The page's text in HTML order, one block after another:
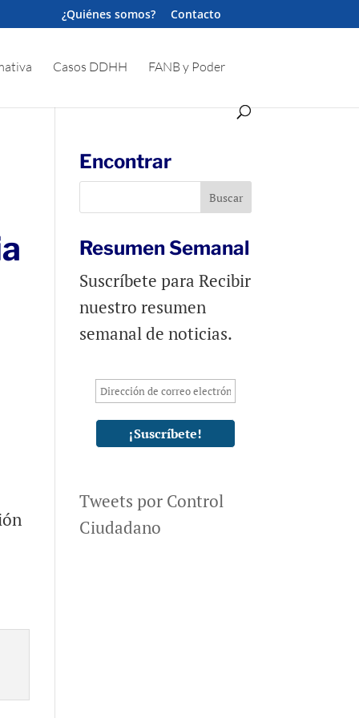
¿Quiénes somos? Contacto
Casos DDHH FANB y Poder
Encontrar
Resumen Semanal
Suscríbete para Recibir
nuestro resumen
semanal de noticias.
Tweets por Control
Ciudadano